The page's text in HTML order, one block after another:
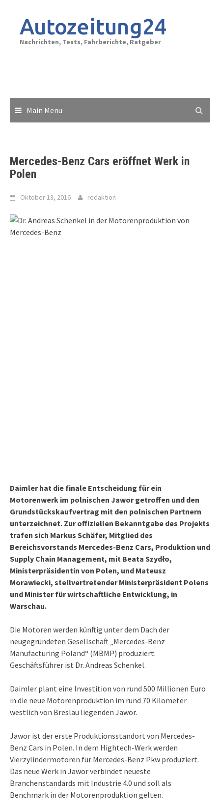
contentAutozeitung24
Nachrichten, Tests, Fahrberichte, Ratgeber
Main Menu
Mercedes-Benz Cars eröffnet Werk in
Polen
Oktober 13, 2016 redaktion
Daimler hat die finale Entscheidung für ein
Motorenwerk im polnischen Jawor getroffen und den
Grundstückskaufvertrag mit den polnischen Partnern
unterzeichnet. Zur offiziellen Bekanntgabe des Projekts
trafen sich Markus Schäfer, Mitglied des
Bereichsvorstands Mercedes-Benz Cars, Produktion und
Supply Chain Management, mit Beata Szydło,
Ministerpräsidentin von Polen, und Mateusz
Morawiecki, stellvertretender Ministerpräsident Polens
und Minister für wirtschaftliche Entwicklung, in
Warschau.
Die Motoren werden künftig unter dem Dach der
neugegründeten Gesellschaft „Mercedes-Benz
Manufacturing Poland“ (MBMP) produziert.
Geschäftsführer ist Dr. Andreas Schenkel.
Daimler plant eine Investition von rund 500 Millionen Euro
in die neue Motorenproduktion im rund 70 Kilometer
westlich von Breslau liegenden Jawor.
Jawor ist der erste Produktionsstandort von Mercedes-
Benz Cars in Polen. In dem Hightech-Werk werden
Vierzylindermotoren für Mercedes-Benz Pkw produziert.
Das neue Werk in Jawor verbindet neueste
Branchenstandards mit Industrie 4.0 und soll als
Benchmark in der Motorenproduktion gelten.